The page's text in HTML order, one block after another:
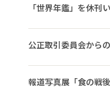
「世界年鑑」を休刊
公正取引委員会から
報道写真展「食の戦